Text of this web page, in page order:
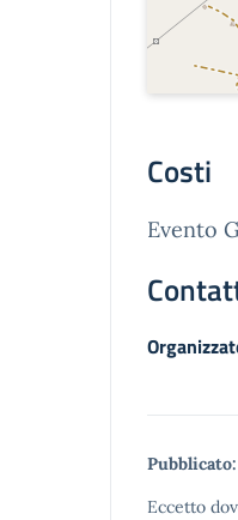
Costi
Evento
Pubblicato:
Eccetto